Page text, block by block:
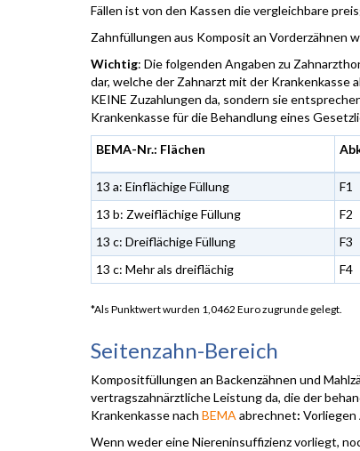
Fällen ist von den Kassen die vergleichbare
Zahnfüllungen aus Komposit an Vorderzähnen
Wichtig: Die folgenden Angaben zu
dar, welche der Zahnarzt mit der
KEINE Zuzahlungen da, sondern sie
Krankenkasse für die Behandlung eines
BEMA-Nr.: Flächen
13 a: Einflächige Füllung F1
13 b: Zweiflächige Füllung
F2
13 c: Dreiflächige Füllung
F3
13 c: Mehr als dreiflächig
F4
*Als Punktwert wurden 1,0462 Euro zugrunde gelegt.
Seitenzahn-Bereich
Kompositfüllungen an Backenzähnen und
vertragszahnärztliche Leistung da, die der
Krankenkasse nach BEMA abrechnet: Vorliegen
Wenn weder eine Niereninsuffizienz vorliegt,